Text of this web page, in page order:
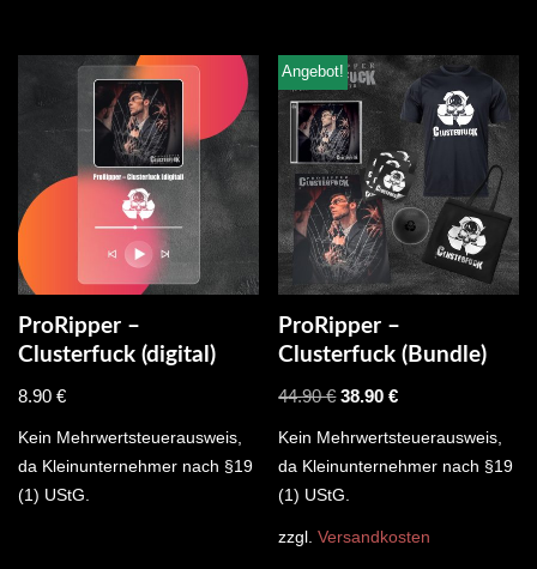
ProRipper –
Clusterfuck (digital)
8.90 €
Kein Mehrwertsteuerausweis,
da Kleinunternehmer nach §19
(1) UStG.
Angebot!
ProRipper –
Clusterfuck (Bundle)
44.90€ 38.90€
Kein Mehrwertsteuerausweis,
da Kleinunternehmer nach §19
(1) UStG.
zzgl.Versandkosten